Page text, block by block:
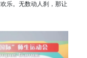
乐。无数动人刹，那让